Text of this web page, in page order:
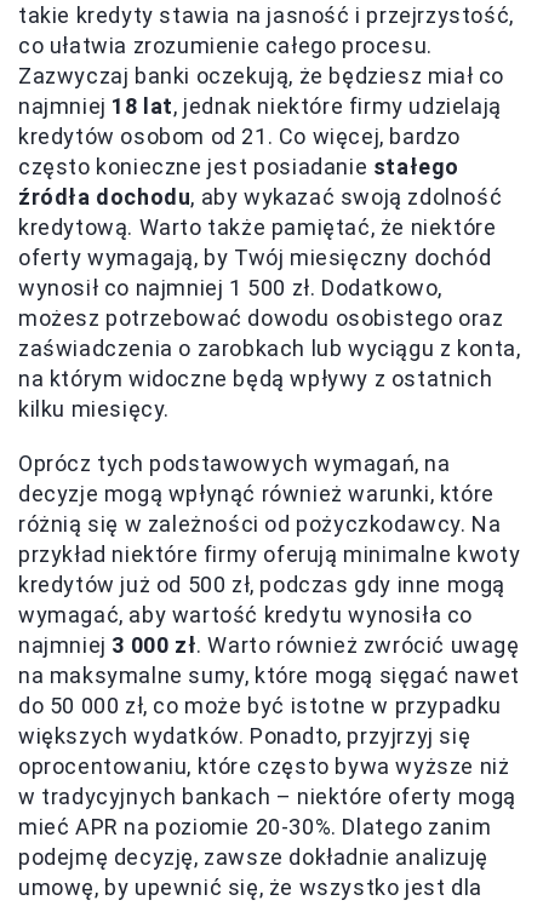
takie kredyty stawia na jasność i przejrzystość,
co ułatwia zrozumienie całego procesu.
Zazwyczaj banki oczekują, że będziesz miał co
najmniej 18 lat, jednak niektóre firmy udzielają
kredytów osobom od 21. Co więcej, bardzo
często konieczne jest posiadanie stałego
źródła dochodu, aby wykazać swoją zdolność
kredytową. Warto także pamiętać, że niektóre
oferty wymagają, by Twój miesięczny dochód
wynosił co najmniej 1 500 zł. Dodatkowo,
możesz potrzebować dowodu osobistego oraz
zaświadczenia o zarobkach lub wyciągu z konta,
na którym widoczne będą wpływy z ostatnich
kilku miesięcy.
Oprócz tych podstawowych wymagań, na
decyzje mogą wpłynąć również warunki, które
różnią się w zależności od pożyczkodawcy. Na
przykład niektóre firmy oferują minimalne kwoty
kredytów już od 500 zł, podczas gdy inne mogą
wymagać, aby wartość kredytu wynosiła co
najmniej 3 000 zł. Warto również zwrócić uwagę
na maksymalne sumy, które mogą sięgać nawet
do 50 000 zł, co może być istotne w przypadku
większych wydatków. Ponadto, przyjrzyj się
oprocentowaniu, które często bywa wyższe niż
w tradycyjnych bankach – niektóre oferty mogą
mieć APR na poziomie 20-30%. Dlatego zanim
podejmę decyzję, zawsze dokładnie analizuję
umowę, by upewnić się, że wszystko jest dla